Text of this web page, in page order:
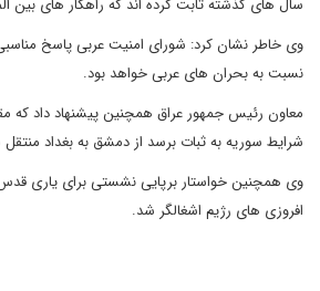
سال های گذشته ثابت کرده اند که راهکار های بین
وی خاطر نشان کرد: شورای امنیت عربی پاسخ
نسبت به بحران های عربی خواهد بود.
معاون رئیس جمهور عراق همچنین پیشنهاد داد که
شرایط سوریه به ثبات برسد از دمشق به بغداد
وی همچنین خواستار برپایی نشستی برای یاری
افروزی های رژیم اشغالگر شد.